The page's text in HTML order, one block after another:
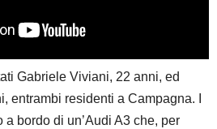
Gabriele Viviani, 22 anni, ed
entrambi residenti a Campagna. I
bordo di un’Audi A3 che, per